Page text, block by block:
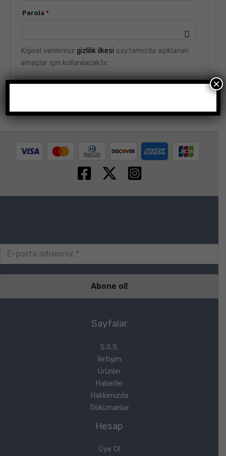
Parola *
Kişisel verileriniz gizlilik ilkesi sayfamızda açıklanan
amaçlar için kullanılacaktır.
Sayfalar
S.S.S.
İletişim
Ürünler
Haberler
Hakkımızda
Dökümanlar
Hesap
Üye Ol
×